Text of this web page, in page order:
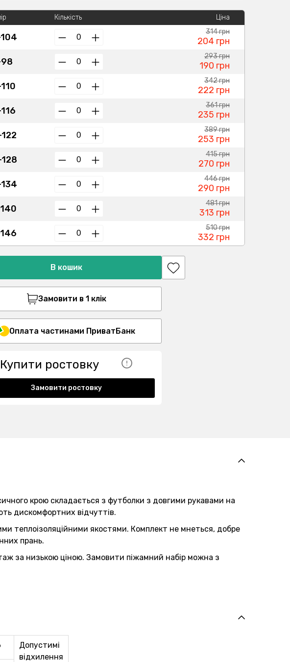
Кількість
Ціна
314 грн
204 грн
293 грн
190 грн
342 грн
222 грн
361 грн
235 грн
389 грн
253 грн
415 грн
270 грн
446 грн
290 грн
481 грн
313 грн
510 грн
332 грн
В кошик
Замовити в 1 клік
Оплата частинами ПриватБанк
Купити ростовку
Замовити ростовку
крою складається з футболки з довгими рукавами на
дискомфортних відчуттів.
теплоізоляційними якостями. Комплект не мнеться, добре
прань.
за низькою ціною. Замовити піжамний набір можна з
Допустимі
відхилення